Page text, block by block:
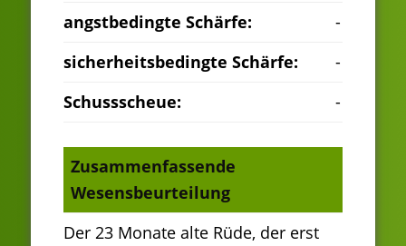
angstbedingte Schärfe:
-
sicherheitsbedingte Schärfe:
-
Schussscheue:
-
Zusammenfassende
Wesensbeurteilung
Der 23 Monate alte Rüde, der erst